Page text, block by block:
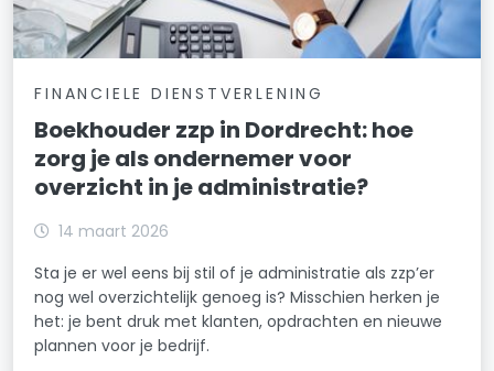
FINANCIELE DIENSTVERLENING
Boekhouder zzp in Dordrecht: hoe
zorg je als ondernemer voor
overzicht in je administratie?
14 maart 2026
Sta je er wel eens bij stil of je administratie als zzp’er
nog wel overzichtelijk genoeg is? Misschien herken je
het: je bent druk met klanten, opdrachten en nieuwe
plannen voor je bedrijf.